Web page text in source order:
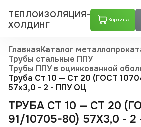
ТЕПЛОИЗОЛЯЦИЯ-
ХОЛДИНГ
Корзина
ГлавнаяКаталог
Трубы стальные ППУ
Трубы ППУ в оцинкованной
Труба Ст 10 — Ст 20 (ГОСТ
57x3,0 - 2 - ППУ ОЦ
ТРУБА СТ 10 — СТ 20
91/10705-80) 57X3,0 -